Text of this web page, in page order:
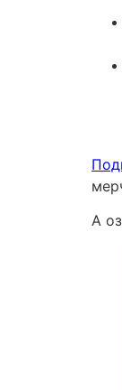
А